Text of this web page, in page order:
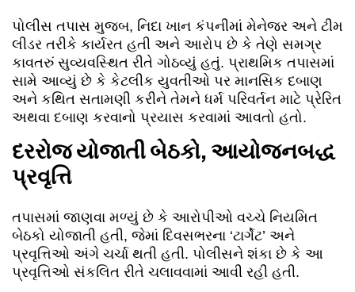
પોલીસ તપાસ મુજબ, નિદા ખાન કંપનીમાં મેનેજર અને ટીમ
લીડર તરીકે કાર્યરત હતી અને આરોપ છે કે તેણે સમગ્ર
કાવતરું સુવ્યવસ્થિત રીતે ગોઠવ્યું હતું. પ્રાથમિક તપાસમાં
સામે આવ્યું છે કે કેટલીક યુવતીઓ પર માનસિક દબાણ
અને કથિત સતામણી કરીને તેમને ધર્મ પરિવર્તન માટે પ્રેરિત
અથવા દબાણ કરવાનો પ્રયાસ કરવામાં આવતો હતો.
દરરોજ યોજાતી બેઠકો, આયોજનબદ્ધ
પ્રવૃત્તિ
તપાસમાં જાણવા મળ્યું છે કે આરોપીઓ વચ્ચે નિયમિત
બેઠકો યોજાતી હતી, જેમાં દિવસભરના ‘ટાર્ગેટ’ અને
પ્રવૃત્તિઓ અંગે ચર્ચા થતી હતી. પોલીસને શંકા છે કે આ
પ્રવૃત્તિઓ સંકલિત રીતે ચલાવવામાં આવી રહી હતી.